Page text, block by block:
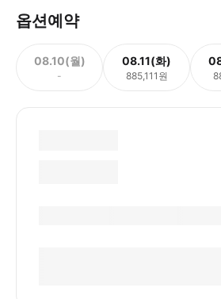
옵션예약
08.10(월)
-
08.11(화)
885,111원